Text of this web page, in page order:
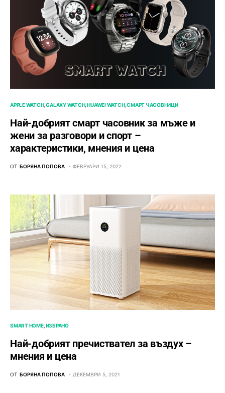
APPLE WATCH GALAXY WATCH HUAWEI WATCH СМАРТ ЧАСОВНИЦИ
Най-добрият смарт часовник за мъже и
жени за разговори и спорт –
характеристики, мнения и цена
ОТ БОРЯНА ПОПОВА ФЕВРУАРИ 15, 2022
SMART HOME ИЗБРАНО
Най-добрият пречиствател за въздух –
мнения и цена
ОТ БОРЯНА ПОПОВА ДЕКЕМВРИ 5, 2021